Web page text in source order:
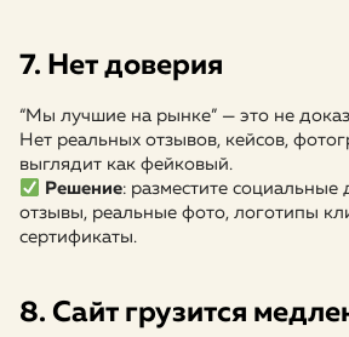
7. Нет доверия
“Мы лучшие на рынке” — это не
Нет реальных отзывов, кейсов,
выглядит как фейковый.
Решение: разместите социальные
отзывы, реальные фото, логотипы
сертификаты.
8. Сайт грузится